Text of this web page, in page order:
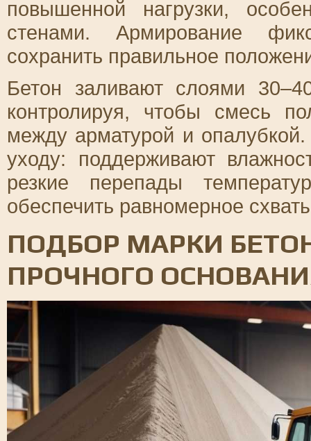
повышенной нагрузки,
стенами. Армирование
сохранить правильное
Бетон заливают слоями
контролируя, чтобы смесь
между арматурой и
уходу: поддерживают
резкие перепады
обеспечить равномерное
ПОДБОР МАРКИ
ПРОЧНОГО